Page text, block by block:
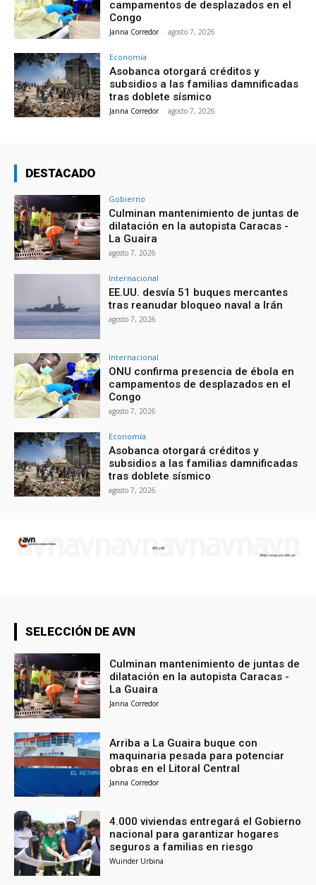
campamentos de desplazados en el
Congo
Janna Corredor - agosto 7, 2026
Economía
Asobanca otorgará créditos y
subsidios a las familias damnificadas
tras doblete sísmico
Janna Corredor - agosto 7, 2026
DESTACADO
Gobierno
Culminan mantenimiento de juntas de
dilatación en la autopista Caracas -
La Guaira
agosto 7, 2026
Internacional
EE.UU. desvía 51 buques mercantes
tras reanudar bloqueo naval a Irán
agosto 7, 2026
Internacional
ONU confirma presencia de ébola en
campamentos de desplazados en el
Congo
agosto 7, 2026
Economía
Asobanca otorgará créditos y
subsidios a las familias damnificadas
tras doblete sísmico
agosto 7, 2026
SELECCIÓN DE AVN
Culminan mantenimiento de juntas de
dilatación en la autopista Caracas -
La Guaira
Janna Corredor
Arriba a La Guaira buque con
maquinaria pesada para potenciar
obras en el Litoral Central
Janna Corredor
4.000 viviendas entregará el Gobierno
nacional para garantizar hogares
seguros a familias en riesgo
Wuinder Urbina